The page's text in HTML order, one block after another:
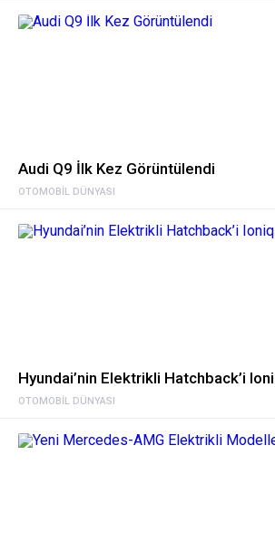
OTOMOBIL DÜNYASI
Audi Q9 İlk Kez Görüntülendi
OTOMOBIL DÜNYASI
Hyundai’nin Elektrikli Hatchback’i